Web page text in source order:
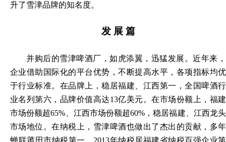
升了雪津品牌的知名度。
发 展 篇
并购后的雪津啤酒厂，如虎添翼，迅猛发展。近年来，
企业借助国际化的平台优势，不断提高水平，各项指标均优
于行业标准。在品牌上，稳居福建、江西第一，全国啤酒行
业名列第六，品牌价值高达13亿美元。在市场份额上，福建
市场份额超65%、江西市场份额超60%，稳居福建、江西龙头
市场地位。在纳税上，雪津啤酒也做出了杰出的贡献，多年
蝉联莆田市纳税第一，2013年纳税居福建省纳税百强企业第